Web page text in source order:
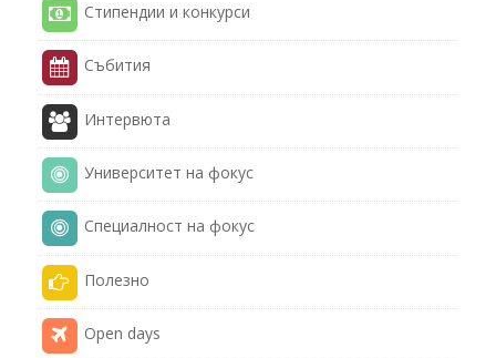
Стипендии и конкурси
Събития
Интервюта
Университет на фокус
Специалност на фокус
Полезнo
Open days